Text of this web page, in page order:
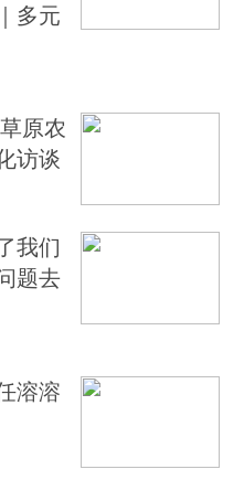
多元
原农
访谈
我们
题去
溶溶